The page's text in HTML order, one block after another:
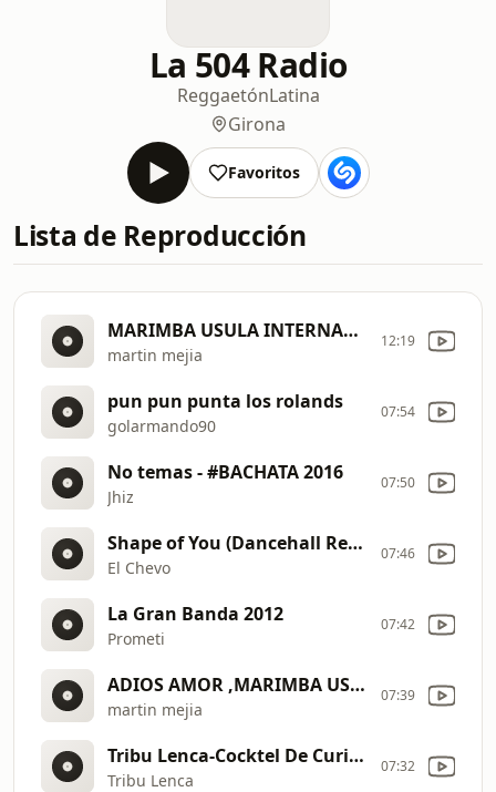
La 504 Radio
ReggaetónLatina
Girona
Favoritos
Lista de Reproducción
MARIMBA USULA INTERNACIONAL,LA BANANA.
martin mejia
12:19
pun pun punta los rolands
golarmando90
07:54
No temas - #BACHATA 2016
Jhiz
07:50
Shape of You (Dancehall Remix)
El Chevo
07:46
La Gran Banda 2012
Prometi
07:42
ADIOS AMOR ,MARIMBA USULA INTERNACIONAL
martin mejia
07:39
Tribu Lenca-Cocktel De Curiles En Vivo 1
Tribu Lenca
07:32